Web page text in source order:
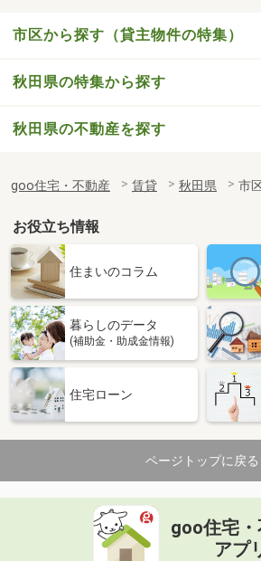
市区から探す（貸主物件の特集）
秋田県の特集から探す
秋田県の不動産を探す
goo住宅・不動産 賃貸 秋田県 市
お役立ち情報
住まいのコラム
暮らしのデータ
(補助金・助成金情報)
住宅ローン
ページトップに戻る
goo住宅
アプ